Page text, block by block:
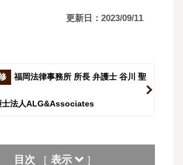
更新日：2023/09/11
福岡法律事務所 所長 弁護士 谷川 聖
士法人ALG&Associates
目次 [ 表示 ]